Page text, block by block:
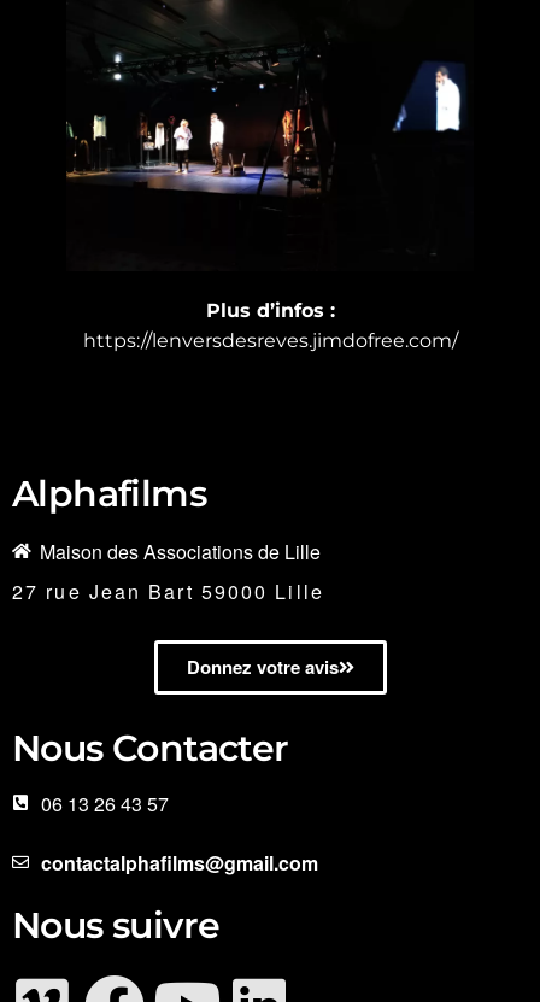
Plus d’infos :
https://lenversdesreves.jimdofree.com/
Alphafilms
Maison des Associations de Lille
27 rue Jean Bart 59000 Lille
Donnez votre avis
Nous Contacter
06 13 26 43 57
contactalphafilms@gmail.com
Nous suivre